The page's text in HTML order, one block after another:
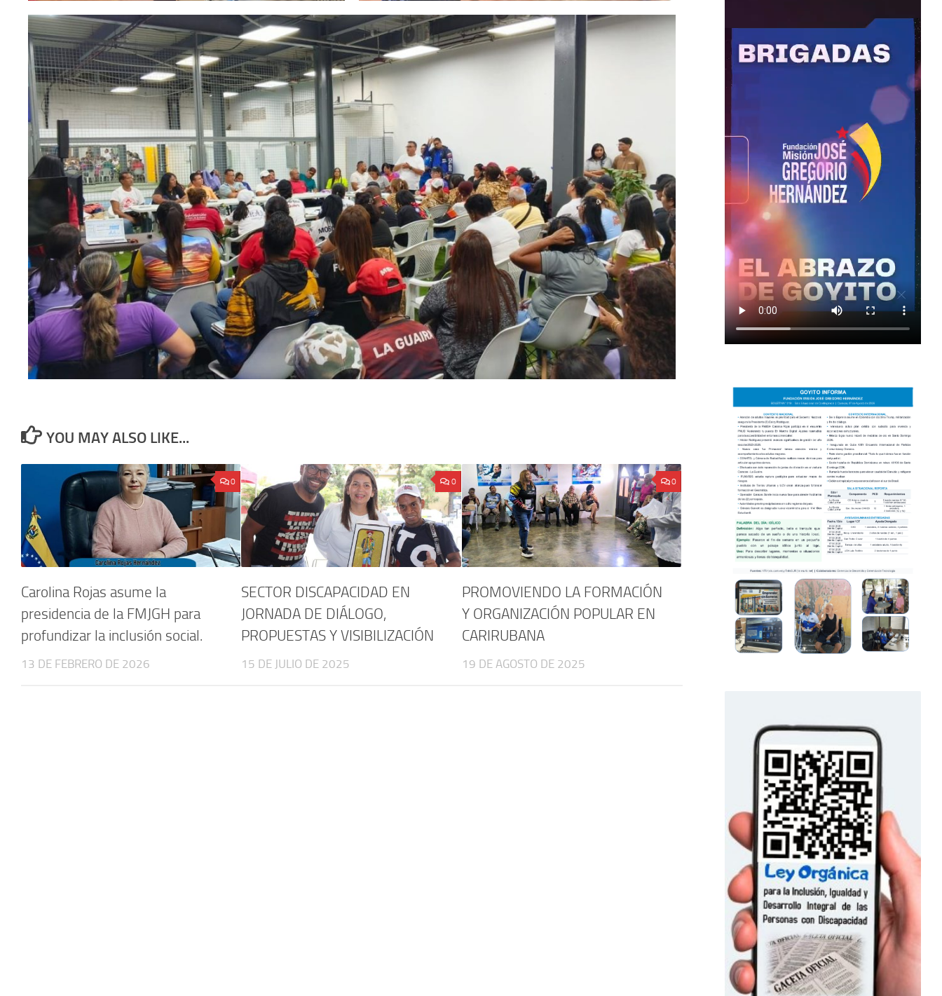
YOU MAY ALSO LIKE...
0
Carolina Rojas asume la
presidencia de la FMJGH para
profundizar la inclusión social.
13 DE FEBRERO DE 2026
0
SECTOR DISCAPACIDAD EN
JORNADA DE DIÁLOGO,
PROPUESTAS Y VISIBILIZACIÓN
15 DE JULIO DE 2025
0
PROMOVIENDO LA FORMACIÓN
Y ORGANIZACIÓN POPULAR EN
CARIRUBANA
19 DE AGOSTO DE 2025